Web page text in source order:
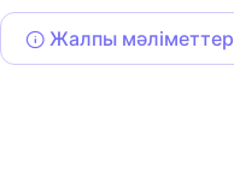
Жалпы мәліметтер